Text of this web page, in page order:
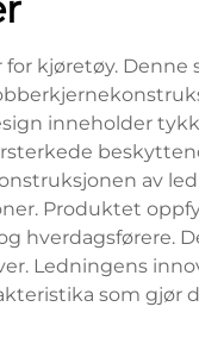
kjøretøy. Denne
inneholder
av
Produktet
hverdagsførere.
Ledningens
som gjør